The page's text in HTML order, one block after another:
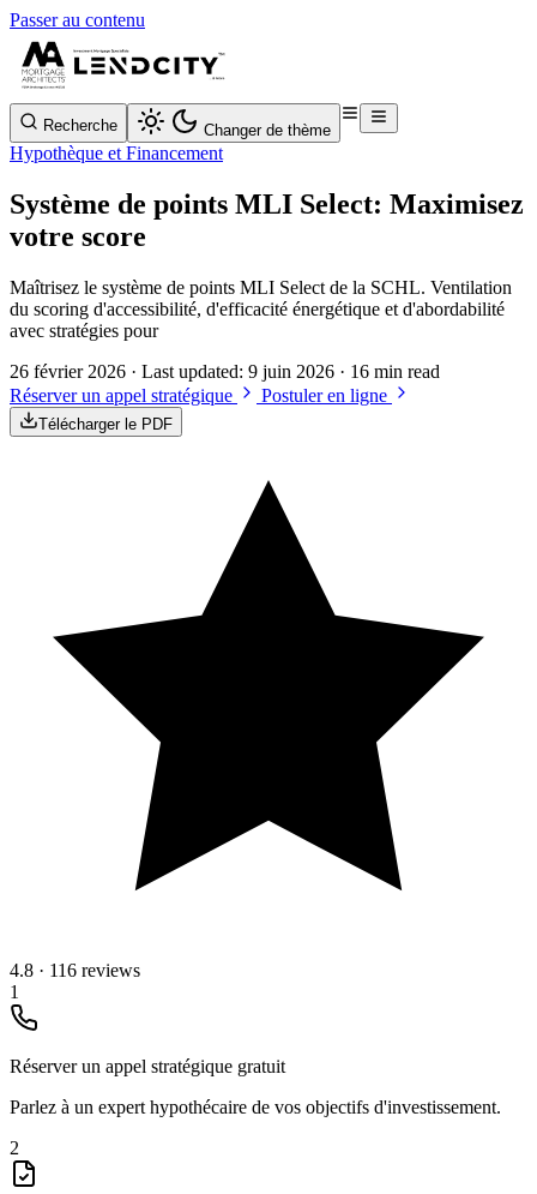
Passer au contenu
Recherche Changer de thème
Hypothèque et Financement
Système de points MLI Select: Maximisez
votre score
Maîtrisez le système de points MLI Select de la SCHL. Ventilation
du scoring d'accessibilité, d'efficacité énergétique et d'abordabilité
avec stratégies pour
26 février 2026 · Last updated: 9 juin 2026 · 16 min read
Réserver un appel stratégique
Postuler en ligne
Télécharger le PDF
4.8 · 116 reviews
1
Réserver un appel stratégique gratuit
Parlez à un expert hypothécaire de vos objectifs d'investissement.
2